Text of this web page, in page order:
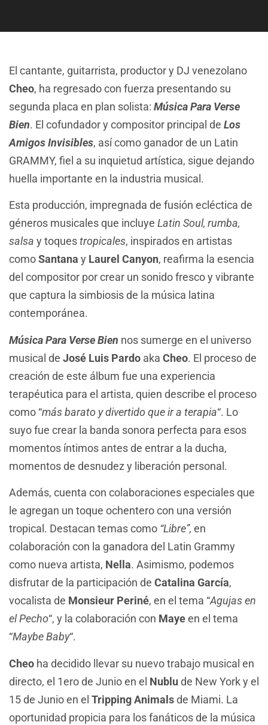
El cantante, guitarrista, productor y DJ venezolano
Cheo, ha regresado con fuerza presentando su
segunda placa en plan solista: Música Para Verse
Bien. El cofundador y compositor principal de Los
Amigos Invisibles, así como ganador de un Latin
GRAMMY, fiel a su inquietud artística, sigue dejando
huella importante en la industria musical.
Esta producción, impregnada de fusión ecléctica de
géneros musicales que incluye Latin Soul, rumba,
salsa y toquestropicales, inspirados en artistas
comoSantana y Laurel Canyon, reafirma la esencia
del compositor por crear un sonido fresco y vibrante
que captura la simbiosis de la música latina
contemporánea.
Música Para Verse Bien nos sumerge en el universo
musical de José Luis Pardo aka Cheo. El proceso de
creación de este álbum fue una experiencia
terapéutica para el artista, quien describe el proceso
como “más barato y divertido que ir a terapia“. Lo
suyo fue crear la banda sonora perfecta para esos
momentos íntimos antes de entrar a la ducha,
momentos de desnudez y liberación personal.
Además, cuenta con colaboraciones especiales que
le agregan un toque ochentero con una versión
tropical. Destacan temas como “Libre”, en
colaboración con la ganadora del Latin Grammy
como nueva artista, Nella. Asimismo, podemos
disfrutar de la participación de Catalina García,
vocalista de Monsieur Periné, en el tema “Agujas en
el Pecho“, y la colaboración con Mayeen el tema
“Maybe Baby“.
Cheo ha decidido llevar su nuevo trabajo musical en
directo, el 1ero de Junio en el Nublude New York y el
15 de Junio en el Tripping Animalsde Miami. La
oportunidad propicia para los fanáticos de la música